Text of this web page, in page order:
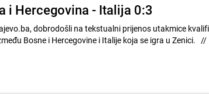
i Hercegovina - Italija 0:3
dobrodošli na tekstualni prijenos utakmice